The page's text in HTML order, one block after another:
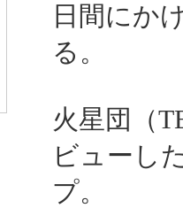
日間にか
る。
火星団（
ビューし
プ。